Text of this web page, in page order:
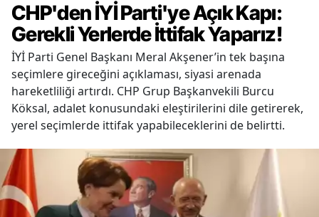
CHP'den İYİ Parti'ye Açık Kapı:
Gerekli Yerlerde İttifak Yaparız!
İYİ Parti Genel Başkanı Meral Akşener’in tek başına
seçimlere gireceğini açıklaması, siyasi arenada
hareketliliği artırdı. CHP Grup Başkanvekili Burcu
Köksal, adalet konusundaki eleştirilerini dile getirerek,
yerel seçimlerde ittifak yapabileceklerini de belirtti.